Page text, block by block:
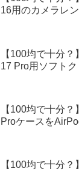
16用のカメラレ
【100均で十分
17 Pro用ソフト
【100均で十分
Proケースを
【100均で十分